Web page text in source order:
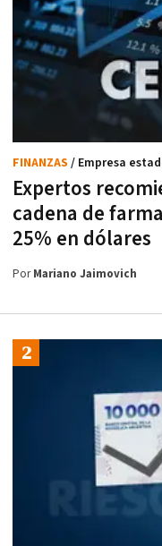
Expertos
cadena de
25% en dólares
FINANZAS / Empresa
PorMariano Jaimovich